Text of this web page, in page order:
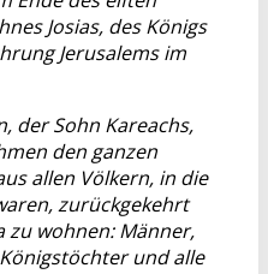
Josias, des Königs
Jerusalems im
der Sohn Kareachs,
den ganzen
allen Völkern, in die
zurückgekehrt
zu wohnen: Männer,
und alle